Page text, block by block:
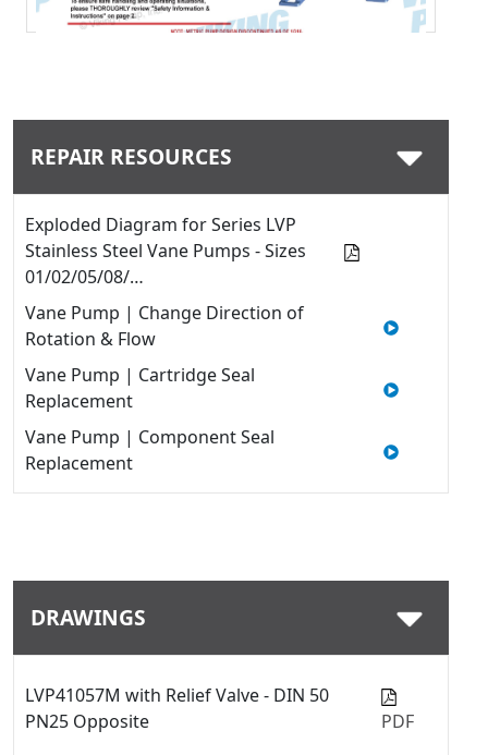
REPAIR RESOURCES
Exploded Diagram for Series LVP
Stainless Steel Vane Pumps - Sizes
01/02/05/08/…
Vane Pump | Change Direction of
Rotation & Flow
Vane Pump | Cartridge Seal
Replacement
Vane Pump | Component Seal
Replacement
DRAWINGS
LVP41057M with Relief Valve - DIN 50
PN25 Opposite
PDF